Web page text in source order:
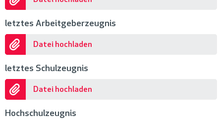
letztes Arbeitgeberzeugnis
Datei hochladen
letztes Schulzeugnis
Datei hochladen
Hochschulzeugnis